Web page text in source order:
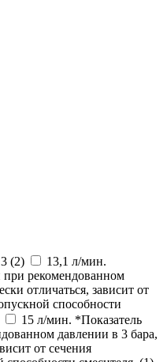
(2)
13,1 л/мин.
при рекомендованном
отличаться, зависит от
способности
15 л/мин. *Показатель
давлении в 3 бара,
от сечения